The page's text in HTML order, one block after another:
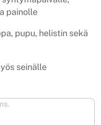
painolle
pupu, helistin sekä
seinälle